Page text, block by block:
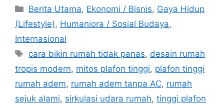
C
a
e
g
o
r
i
Berita Utama, Ekonomi / Bisnis, Gaya Hidup
(Lifestyle), Humaniora / Sosial Budaya,
Internasional
T
a
s
cara bikin rumah tidak panas, desain rumah
tropis modern, mitos plafon tinggi, plafon tinggi
rumah adem, rumah adem tanpa AC, rumah
sejuk alami, sirkulasi udara rumah, tinggi plafon